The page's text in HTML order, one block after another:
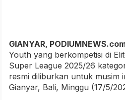
GIANYAR,
Youth yang berkompetisi di
Super League 2025/26
resmi diliburkan untuk musim
Gianyar, Bali, Minggu (17/5/